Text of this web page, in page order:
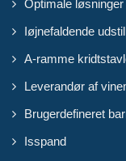
Optimale
Iøjnefaldende
A-ramme
Leverandør af
Brugerdefineret
Isspand